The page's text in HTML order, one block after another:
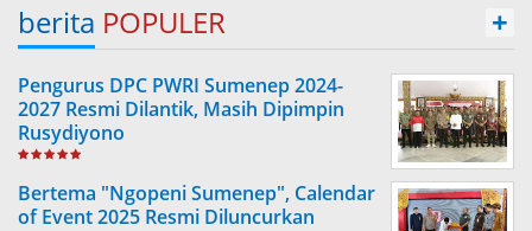
berita POPULER +
Pengurus DPC PWRI Sumenep 2024-
2027 Resmi Dilantik, Masih Dipimpin
Rusydiyono
Bertema "Ngopeni Sumenep", Calendar
of Event 2025 Resmi Diluncurkan